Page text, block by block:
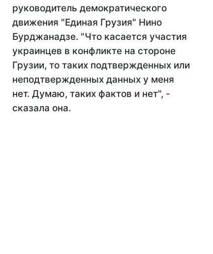
руководитель демократического
движения "Единая Грузия" Нино
Бурджанадзе. "Что касается участия
украинцев в конфликте на стороне
Грузии, то таких подтвержденных или
неподтвержденных данных у меня
нет. Думаю, таких фактов и нет", -
сказала она.